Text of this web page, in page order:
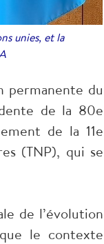
unies, et la
permanente du
de la 80e
de la 11e
(TNP), qui se
de l’évolution
le contexte